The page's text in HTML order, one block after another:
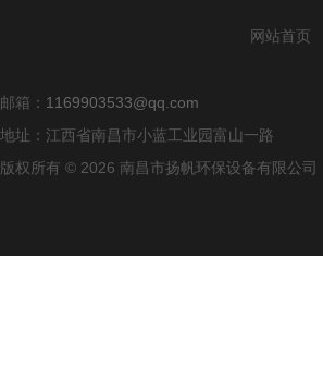
网站首页
邮箱： 1169903533@qq.com
地址：江西省南昌市小蓝工业园富山一路
版权所有 © 2026 南昌市扬帆环保设备有限公司